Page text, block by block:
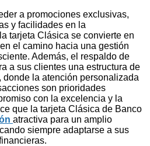
a promociones exclusivas,
y facilidades en la
tarjeta Clásica se convierte en
el camino hacia una gestión
Además, el respaldo de
a sus clientes una estructura de
la atención personalizada
son prioridades
con la excelencia y la
que la tarjeta Clásica de Banco
atractiva para un amplio
siempre adaptarse a sus